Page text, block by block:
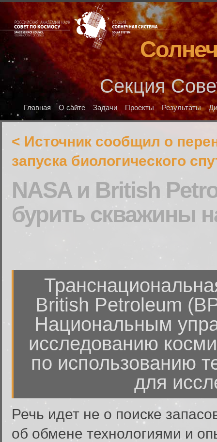
Секция
Главная О сайте Задачи Проекты Результаты
< Источник сообщил о
запуска биологического
NASA и British
бурить скважины
British Petroleum
Национальным
исследованию
по использованию
для
Речь идет не о поиске
об обмене технологиями и